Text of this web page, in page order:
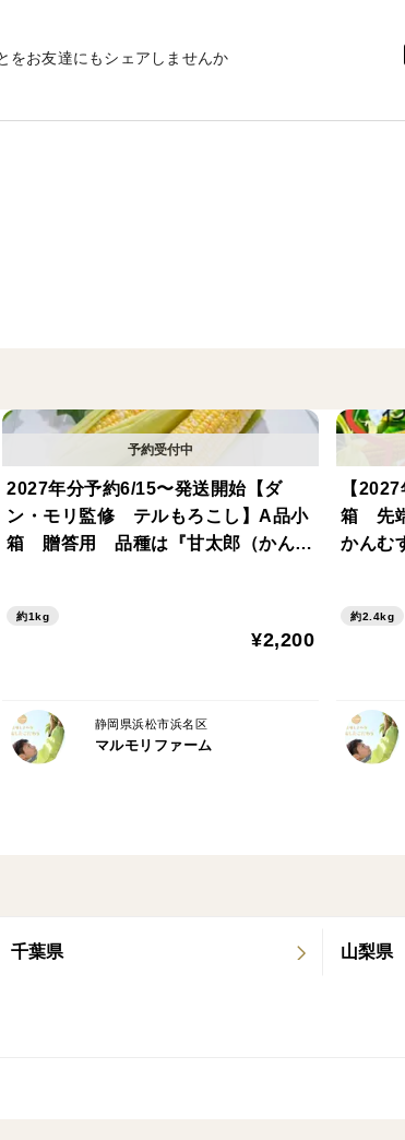
品に対する再送であったり、補償についてはメ
期に予約注文や様々な案件のお電話が鳴り響い
をお友達にもシェアしませんか
千葉県 山梨県
2027年分予約6/15〜発送開始【ダ
ン・モリ監修 テルもろこし】A品小
箱 贈答用 品種は『甘太郎（かんた
度のトウモロコシを！
約1kg
¥2,200
静岡県浜松市浜名区
マルモリファーム
【
箱 先
かんむすめ）or
のトウ
約2.4kg